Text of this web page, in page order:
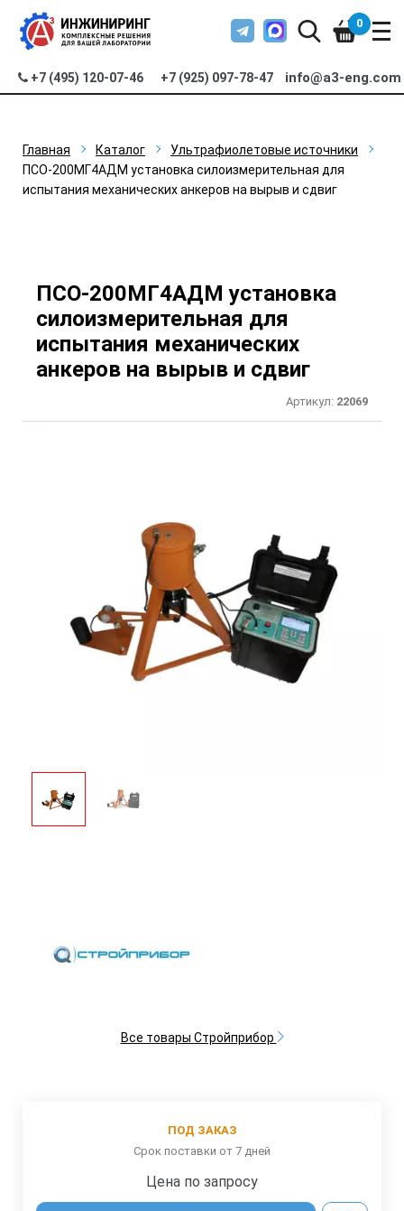
+7 (495) 120-07-46 +7 (925) 097-78-47 info@a3-eng.com
0
Главная Каталог
Ультрафиолетовые источники
ПСО-200МГ4АДМ установка силоизмерительная для
испытания механических анкеров на вырыв и сдвиг
ПСО-200МГ4АДМ установка
силоизмерительная для
испытания механических
анкеров на вырыв и сдвиг
Артикул: 22069
Все товары Стройприбор
ПОД ЗАКАЗ
Срок поставки от 7 дней
Цена по запросу